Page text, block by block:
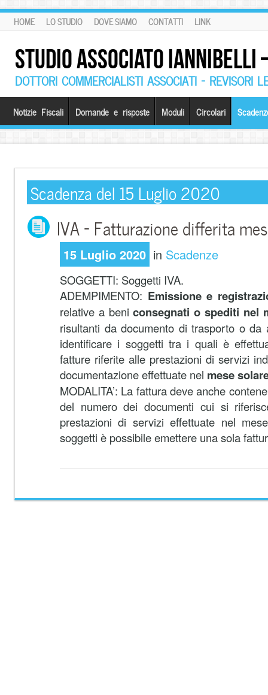
HOME LO STUDIO DOVE SIAMO CONTATTI LINK
STUDIO ASSOCIATO
DOTTORI COMMERCIALISTI ASSOCIATI – REVISORI
Notizie Fiscali Domande e risposte Moduli Circolari
Scadenza del 15 Luglio 2020
IVA – Fatturazione differita
15 Luglio 2020 in Scadenze
SOGGETTI: Soggetti IVA.
ADEMPIMENTO: Emissione e
relative a beniconsegnati o spediti nel
risultanti da documento di trasporto o da
identificare i soggetti tra i quali è
fatture riferite alle prestazioni di servizi
documentazione effettuate nel mese
MODALITA’: La fattura deve anche
del numero dei documenti cui si
prestazioni di servizi effettuate nel
soggetti è possibile emettere una sola